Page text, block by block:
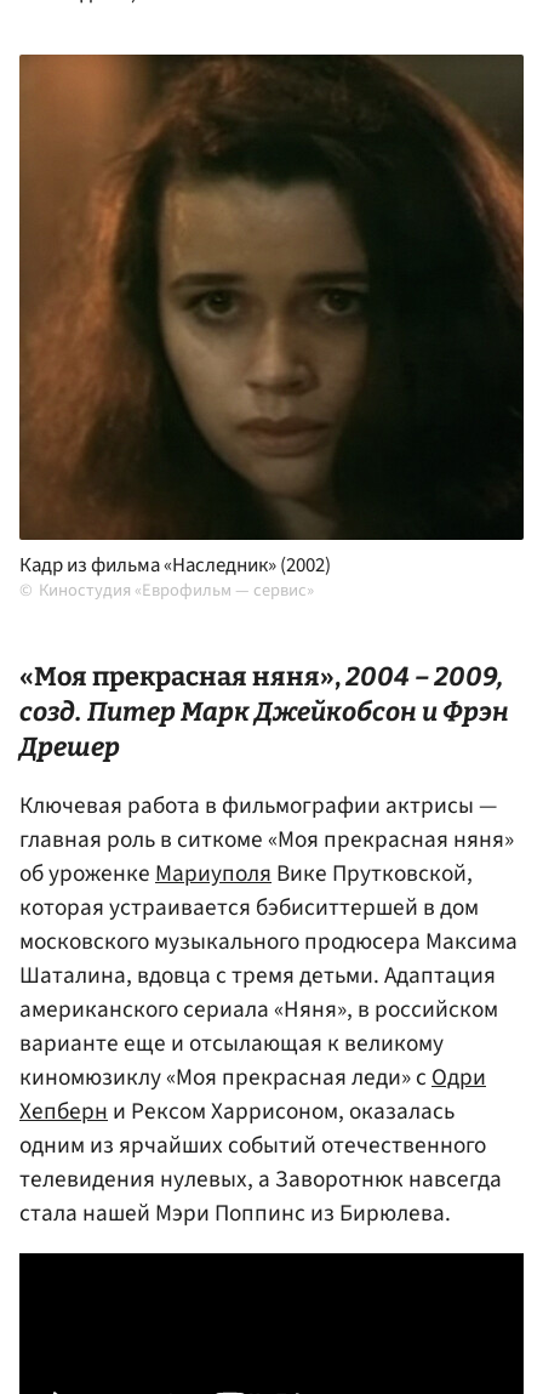
Кадр из фильма «Наследник» (2002)
Киностудия «Еврофильм — сервис»
«Моя прекрасная няня»,2004 – 2009,
созд. Питер Марк Джейкобсон иФрэн
Дрешер
Ключевая работа в фильмографии актрисы —
главная роль в ситкоме «Моя прекрасная няня»
об уроженкеМариуполяВике Прутковской,
которая устраивается бэбиситтершей в дом
московского музыкального продюсера Максима
Шаталина, вдовца с тремя детьми. Адаптация
американского сериала «Няня», в российском
варианте еще и отсылающая к великому
киномюзиклу «Моя прекрасная леди» сОдри
Хепберни Рексом Харрисоном, оказалась
одним из ярчайших событий отечественного
телевидения нулевых, а Заворотнюк навсегда
стала нашей Мэри Поппинс из Бирюлева.